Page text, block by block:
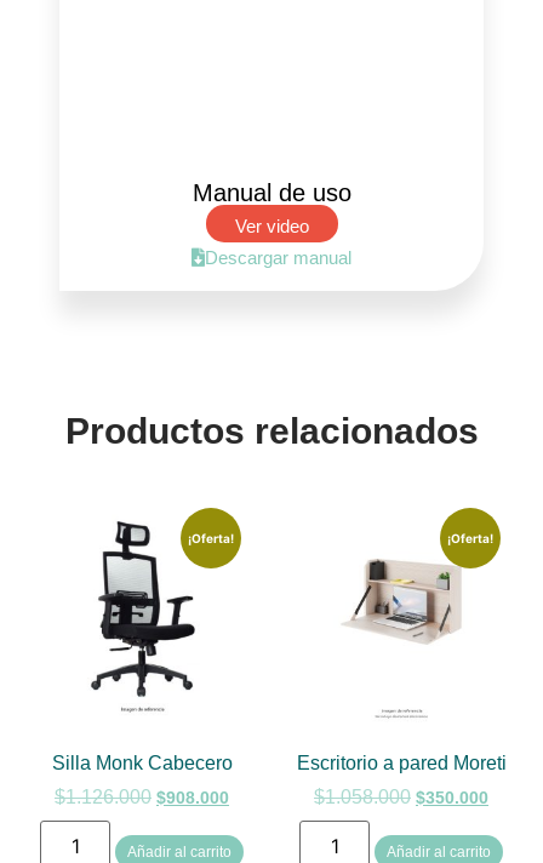
Manual de uso
Ver video
Descargar manual
Productos relacionados
¡Oferta!
Silla Monk Cabecero
$1.126.000 $908.000
Añadir al carrito
¡Oferta!
Escritorio a pared Moreti
$1.058.000 $350.000
Añadir al carrito